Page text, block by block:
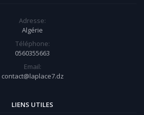
Adresse:
Algérie
Téléphone:
0560355663
Email:
contact@laplace7.dz
LIENS UTILES